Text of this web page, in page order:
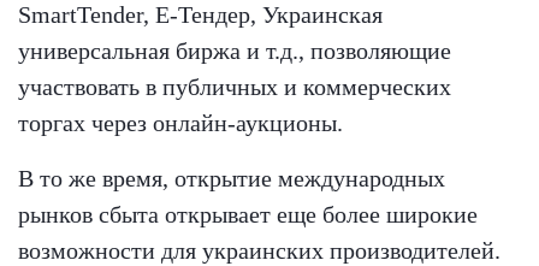
SmartTender, Е-Тендер, Украинская
универсальная биржа и т.д., позволяющие
участвовать в публичных и коммерческих
торгах через онлайн-аукционы.
В то же время, открытие международных
рынков сбыта открывает еще более широкие
возможности для украинских производителей.